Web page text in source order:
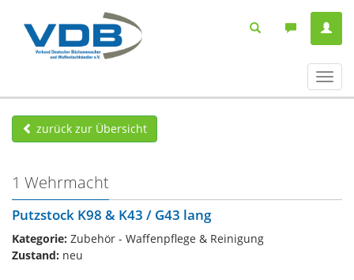
ein-/
zurück zur Übersicht
1 Wehrmacht
Putzstock K98 & K43 / G43 lang
Kategorie: Zubehör - Waffenpflege & Reinigung
Zustand: neu